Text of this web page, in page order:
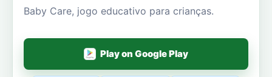
Baby Care, jogo educativo para crianças.
Play on Google Play